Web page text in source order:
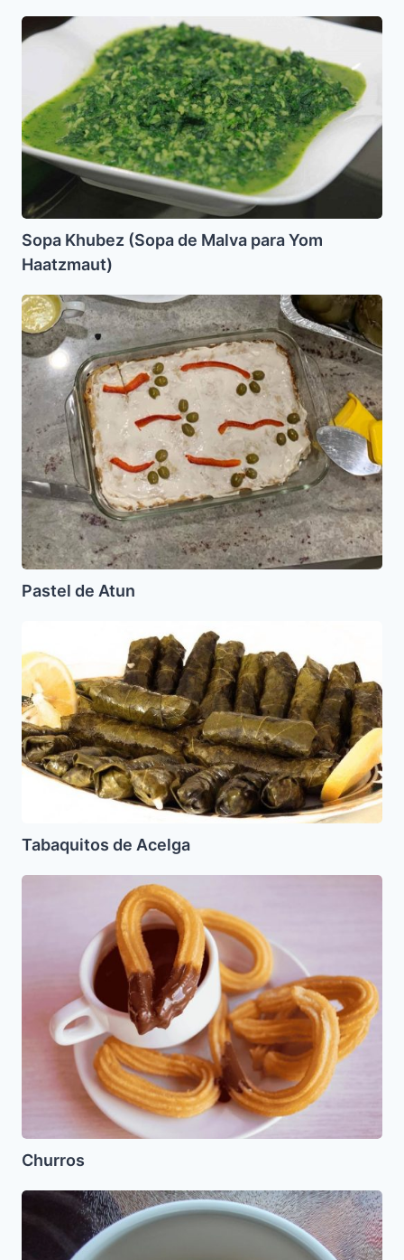
Sopa
Khubez
Malva
para
Yom
Haatzmaut)
Sopa Khubez (Sopa de Malva para Yom
Haatzmaut)
Pastel
de
Atun
Pastel de Atun
de
Acelga
Tabaquitos de Acelga
Churros
Succada